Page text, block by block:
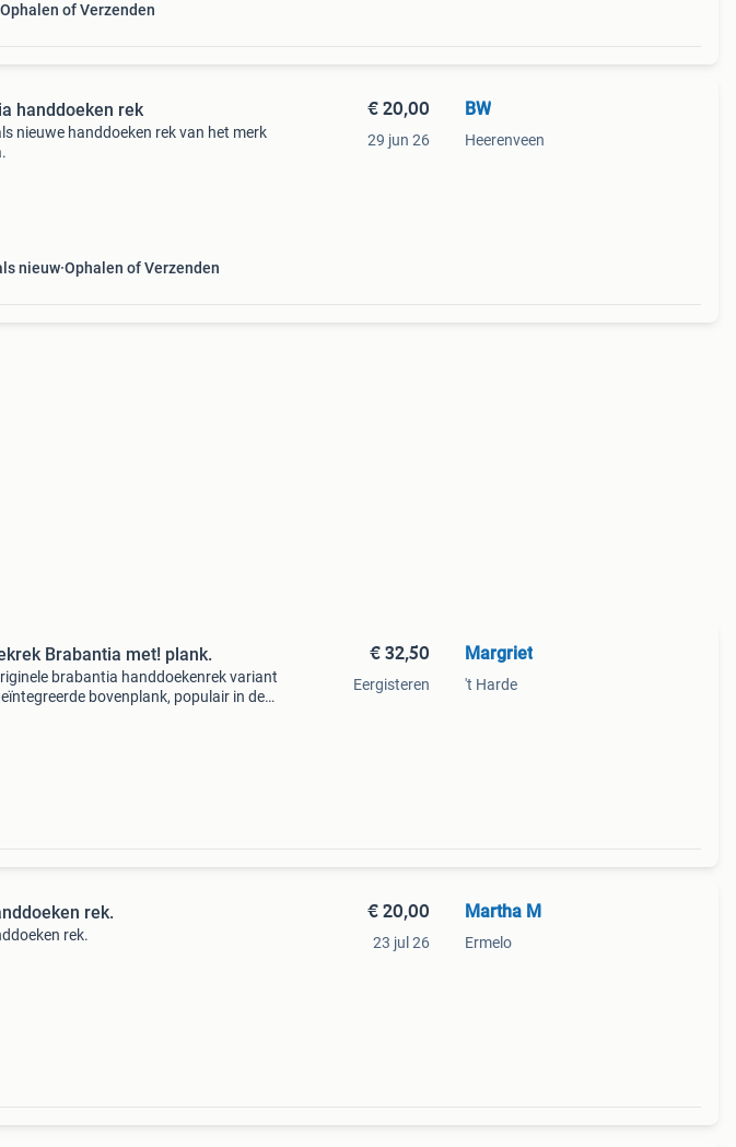
Ophalen of Verzenden
handdoeken rek
nieuwe handdoeken rek van het merk
nieuw Ophalen of Verzenden
€ 20,00
29 jun 26
BW
Heerenveen
Brabantia met! plank.
brabantia handdoekenrek variant
bovenplank, populair in de
€ 32,50
Eergisteren
Margriet
't Harde
rek.
rek.
€ 20,00
23 jul 26
Martha M
Ermelo